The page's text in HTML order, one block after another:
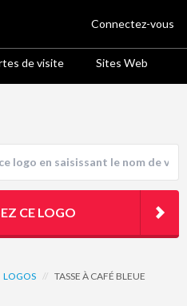
de visite Sites Web
Connectez-vous
LOGOS // TASSE À CAFÉ BLEUE
CE LOGO